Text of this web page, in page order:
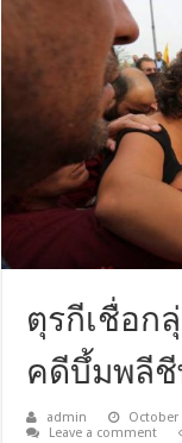
ตุรกีเชื่อก
คดีบึ้มพลีชี
admin October
Leave a comment